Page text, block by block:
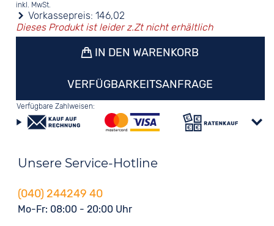
inkl. MwSt.
Vorkassepreis:146,02
Dieses Produkt ist leider z.Zt nicht erhältlich
IN DEN WARENKORB
VERFÜGBARKEITSANFRAGE
Verfügbare Zahlweisen:
Unsere Service-Hotline
(040) 244249 40
Mo-Fr: 08:00 - 20:00 Uhr